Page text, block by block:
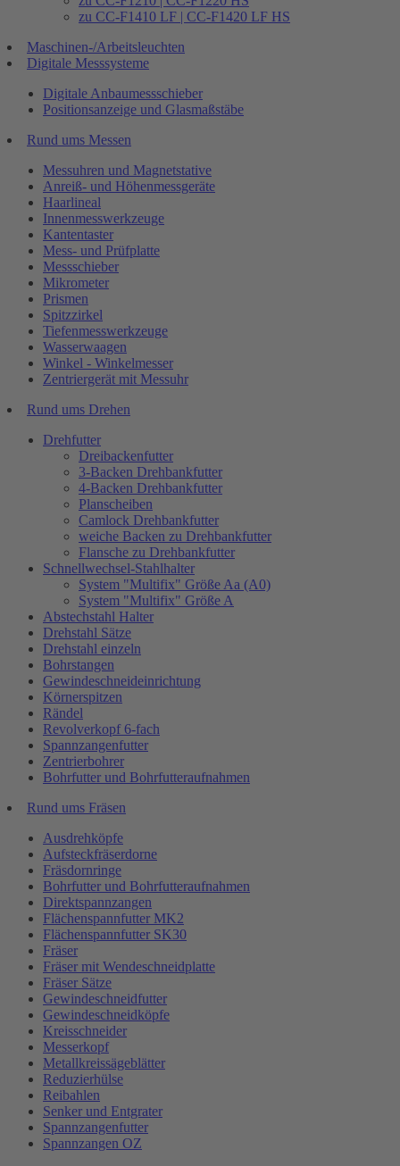
zu CC-F1410 LF | CC-F1420 LF HS
Maschinen-/Arbeitsleuchten
Digitale Messsysteme
Digitale Anbaumessschieber
Positionsanzeige und Glasmaßstäbe
Rund ums Messen
Messuhren und Magnetstative
Anreiß- und Höhenmessgeräte
Haarlineal
Innenmesswerkzeuge
Kantentaster
Mess- und Prüfplatte
Messschieber
Mikrometer
Prismen
Spitzzirkel
Tiefenmesswerkzeuge
Wasserwaagen
Winkel - Winkelmesser
Zentriergerät mit Messuhr
Rund ums Drehen
Drehfutter
Dreibackenfutter
3-Backen Drehbankfutter
4-Backen Drehbankfutter
Planscheiben
Camlock Drehbankfutter
weiche Backen zu Drehbankfutter
Flansche zu Drehbankfutter
Schnellwechsel-Stahlhalter
System "Multifix" Größe Aa (A0)
System "Multifix" Größe A
Abstechstahl Halter
Drehstahl Sätze
Drehstahl einzeln
Bohrstangen
Gewindeschneideinrichtung
Körnerspitzen
Rändel
Revolverkopf 6-fach
Spannzangenfutter
Zentrierbohrer
Bohrfutter und Bohrfutteraufnahmen
Rund ums Fräsen
Ausdrehköpfe
Aufsteckfräserdorne
Fräsdornringe
Bohrfutter und Bohrfutteraufnahmen
Direktspannzangen
Flächenspannfutter MK2
Flächenspannfutter SK30
Fräser
Fräser mit Wendeschneidplatte
Fräser Sätze
Gewindeschneidfutter
Gewindeschneidköpfe
Kreisschneider
Messerkopf
Metallkreissägeblätter
Reduzierhülse
Reibahlen
Senker und Entgrater
Spannzangenfutter
Spannzangen OZ